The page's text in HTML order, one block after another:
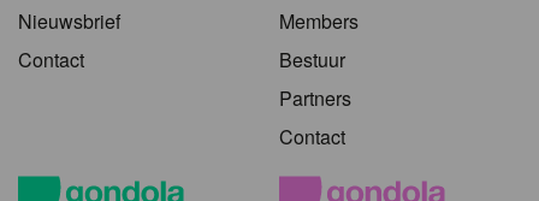
Nieuwsbrief
Contact
Members
Bestuur
Partners
Contact